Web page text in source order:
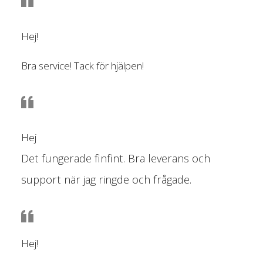
Hej!
Bra service! Tack för hjälpen!
Hej
Det fungerade finfint. Bra leverans och
support när jag ringde och frågade.
Hej!